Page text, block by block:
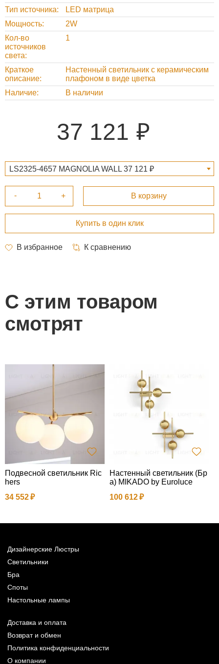
Тип источника
LED матрица
Мощность
2W
Кол-во
источников
света
1
Краткое
описание
Настенный светильник с керамическим
плафоном в виде цветка
Наличие
В наличии
37 121
LS2325-4657 MAGNOLIA WALL 37 121 ₽
С этим товаром
смотрят
Подвесной светильник Ric
hers
34 552
Настенный светильник (Бр
а) MIKADO by Euroluce
100 612
Дизайнерские Люстры
Светильники
Бра
Споты
Настольные лампы
Доставка и оплата
Возврат и обмен
Политика конфиденциальности
О компании